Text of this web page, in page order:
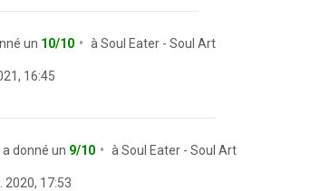
un 10/10 à Soul Eater - Soul Art
16:45
a donné un 9/10 à Soul Eater - Soul Art
2020, 17:53